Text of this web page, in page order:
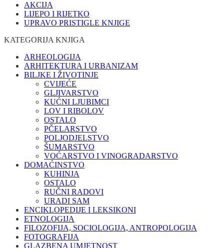
AKCIJA
LIJEPO I RIJETKO
UPRAVO PRISTIGLE KNJIGE
KATEGORIJA KNJIGA
ARHEOLOGIJA
ARHITEKTURA I URBANIZAM
BILJKE I ŽIVOTINJE
CVIJEĆE
GLJIVARSTVO
KUĆNI LJUBIMCI
LOV I RIBOLOV
OSTALO
PČELARSTVO
POLJODJELSTVO
ŠUMARSTVO
VOĆARSTVO I VINOGRADARSTVO
DOMAĆINSTVO
KUHINJA
OSTALO
RUČNI RADOVI
URADI SAM
ENCIKLOPEDIJE I LEKSIKONI
ETNOLOGIJA
FILOZOFIJA, SOCIOLOGIJA, ANTROPOLOGIJA
FOTOGRAFIJA
GLAZBENA UMJETNOST